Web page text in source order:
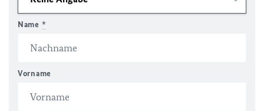
Name *
Vorname